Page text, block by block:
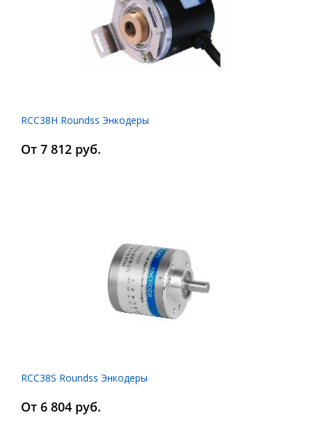
RCC38Н Roundss Энкодеры
От 7 812 руб.
RCC38S Roundss Энкодеры
От 6 804 руб.